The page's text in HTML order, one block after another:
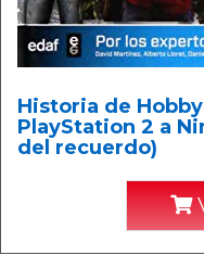
Historia de
PlayStation 2 a
del recuerdo)